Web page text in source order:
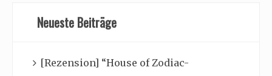
Neueste Beiträge
[Rezension] “House of Zodiac-